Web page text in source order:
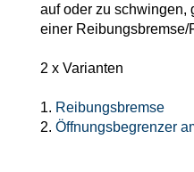
Niederländische Fenster
Renovationsfenster
Schiebefenster
Raffstoren Übersicht
Textilscreens
WEITERE ZUBEHÖRTEILE
Schallschutzfenster
Innenfenster
auf oder zu schwingen,
einer Reibungsbremse/
2 x Varianten
1. Reibungsbremse
2. Öffnungsbegrenzer